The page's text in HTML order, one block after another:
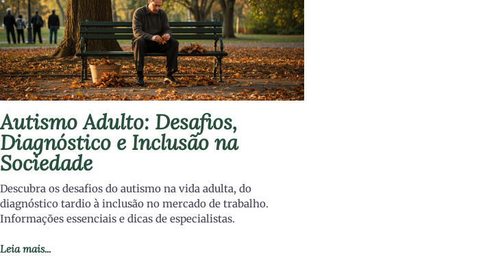
Autismo Adulto: Desafios,
Diagnóstico e Inclusão na
Sociedade
Descubra os desafios do autismo na vida adulta, do
diagnóstico tardio à inclusão no mercado de trabalho.
Informações essenciais e dicas de especialistas.
Leia mais...